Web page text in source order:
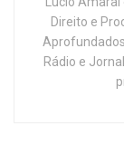
Direito e
Rádio e